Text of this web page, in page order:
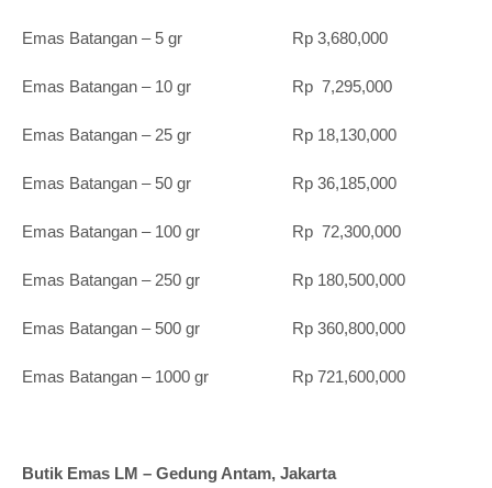
Emas Batangan – 5 gr Rp 3,680,000
Emas Batangan – 10 gr Rp 7,295,000
Emas Batangan – 25 gr Rp 18,130,000
Emas Batangan – 50 gr Rp 36,185,000
Emas Batangan – 100 gr Rp 72,300,000
Emas Batangan – 250 gr Rp 180,500,000
Emas Batangan – 500 gr Rp 360,800,000
Emas Batangan – 1000 gr Rp 721,600,000
Butik Emas LM – Gedung Antam, Jakarta